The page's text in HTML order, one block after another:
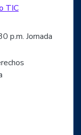
TIC
p.m. Jornada